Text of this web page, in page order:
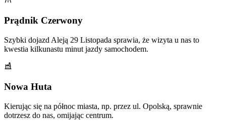
Prądnik Czerwony
Szybki dojazd Aleją 29 Listopada sprawia, że wizyta u nas to
kwestia kilkunastu minut jazdy samochodem.
Nowa Huta
Kierując się na północ miasta, np. przez ul. Opolską, sprawnie
dotrzesz do nas, omijając centrum.